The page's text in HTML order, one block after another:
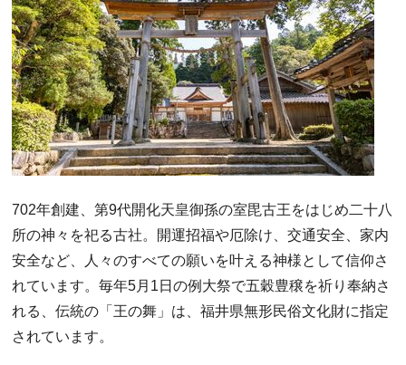
702年創建、第9代開化天皇御孫の室毘古王をはじめ二十八
所の神々を祀る古社。開運招福や厄除け、交通安全、家内
安全など、人々のすべての願いを叶える神様として信仰さ
れています。毎年5月1日の例大祭で五穀豊穣を祈り奉納さ
れる、伝統の「王の舞」は、福井県無形民俗文化財に指定
されています。